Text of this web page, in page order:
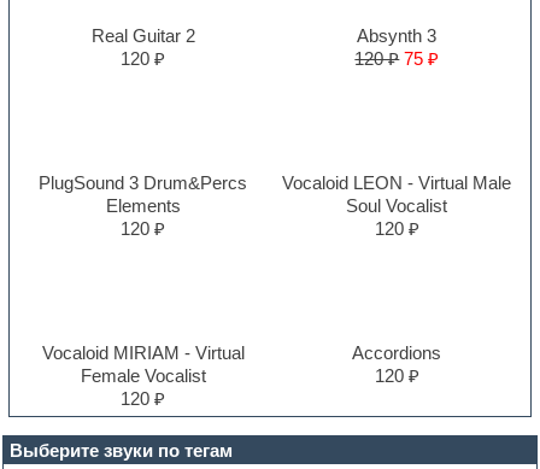
Выберите звуки по тегам
Real Guitar 2
120 ₽
Absynth 3
120 ₽ 75 ₽
PlugSound 3 Drum&Percs
Elements
120 ₽
Vocaloid LEON - Virtual Male
Soul Vocalist
120 ₽
Vocaloid MIRIAM - Virtual
Female Vocalist
120 ₽
Accordions
120 ₽